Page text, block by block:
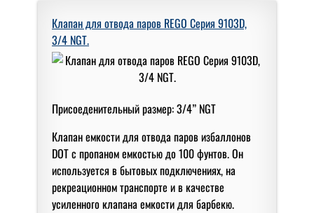
Клапан для отвода паров REGO Серия 9103D,
3/4 NGT.
Присоеденительный размер: 3/4” NGT
Клапан емкости для отвода паров избаллонов
DOT с пропаном емкостью до 100 фунтов. Он
используется в бытовых подключениях, на
рекреационном транспорте и в качестве
усиленного клапана емкости для барбекю.